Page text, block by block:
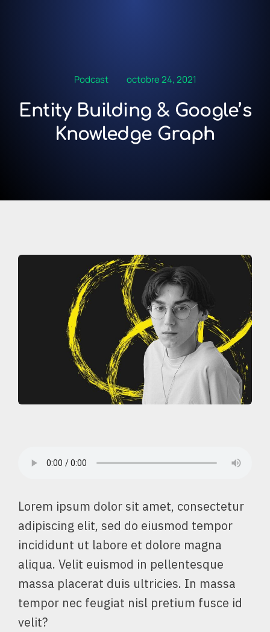
Podcast octobre 24, 2021
Entity Building & Google’s
Knowledge Graph
Lorem ipsum dolor sit amet, consectetur
adipiscing elit, sed do eiusmod tempor
incididunt ut labore et dolore magna
aliqua. Velit euismod in pellentesque
massa placerat duis ultricies. In massa
tempor nec feugiat nisl pretium fusce id
velit?